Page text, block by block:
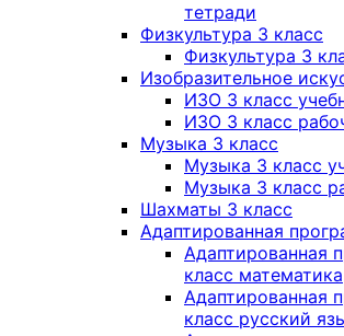
тетради
Физкультура 3 класс
Физкультура 3
Изобразительное
ИЗО 3 класс
ИЗО 3 класс
Музыка 3 класс
Музыка 3 класс
Музыка 3 класс
Шахматы 3 класс
Адаптированная
Адаптированная
класс математика
Адаптированная
класс русский